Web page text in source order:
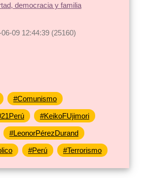
09 12:44:39 (25160)
#Comunismo
#KeikoFUjimori
#LeonorPérezDurand
#Perú #Terrorismo